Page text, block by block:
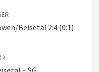
Beisetal 2:4 (0:1)
– SG